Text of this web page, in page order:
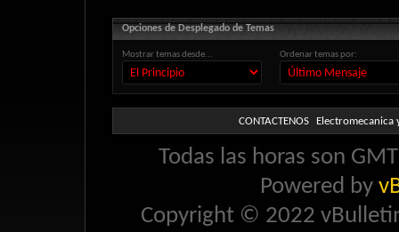
Opciones de Desplegado de Temas
Mostrar temas desde... Ordenar temas por:
CONTACTENOS Electromecanica
Todas las horas son
Powered by
Copyright © 2022